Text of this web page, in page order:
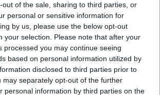
out of the sale, sharing to third parties, or
personal or sensitive information for
by us, please use the below opt-out
your selection. Please note that after your
processed you may continue seeing
based on personal information utilized by
disclosed to third parties prior to
may separately opt-out of the further
personal information by third parties on the